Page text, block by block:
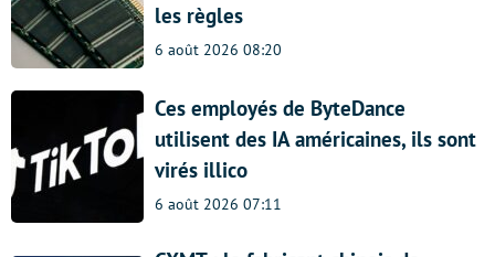
les règles
6 août 2026 08:20
Ces employés de ByteDance
utilisent des IA américaines, ils sont
virés illico
6 août 2026 07:11